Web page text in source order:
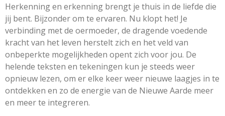
Herkenning en erkenning brengt je thuis in de liefde die
jij bent. Bijzonder om te ervaren. Nu klopt het! Je
verbinding met de oermoeder, de dragende voedende
kracht van het leven herstelt zich en het veld van
onbeperkte mogelijkheden opent zich voor jou. De
helende teksten en tekeningen kun je steeds weer
opnieuw lezen, om er elke keer weer nieuwe laagjes in te
ontdekken en zo de energie van de Nieuwe Aarde meer
en meer te integreren.